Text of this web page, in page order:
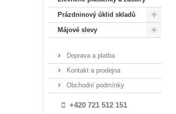
Prázdninový úklid skladů
Májové slevy
Doprava a platba
Kontakt a prodejna
Obchodní podmínky
+420 721 512 151